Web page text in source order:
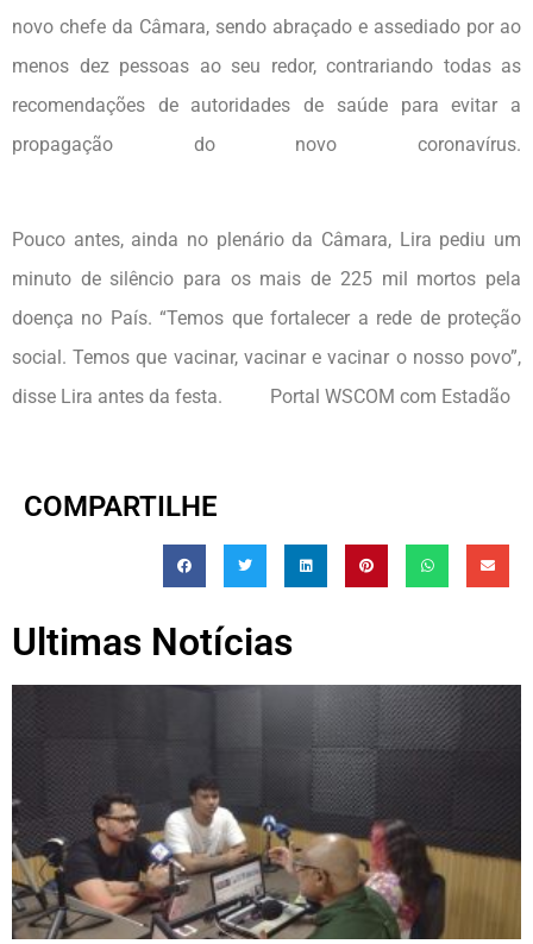
novo chefe da Câmara, sendo abraçado e assediado por ao
menos dez pessoas ao seu redor, contrariando todas as
recomendações de autoridades de saúde para evitar a
propagação do novo coronavírus.
Pouco antes, ainda no plenário da Câmara, Lira pediu um
minuto de silêncio para os mais de 225 mil mortos pela
doença no País. “Temos que fortalecer a rede de proteção
social. Temos que vacinar, vacinar e vacinar o nosso povo”,
disse Lira antes da festa. Portal WSCOM com Estadão
COMPARTILHE
Ultimas Notícias